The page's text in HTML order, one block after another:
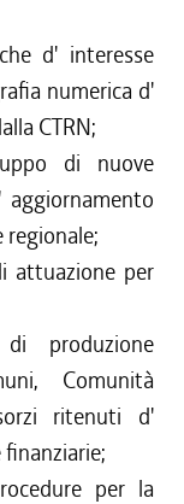
d' interesse
numerica d'
CTRN;
di nuove
attuazione per
produzione
Comunità
ritenuti d'
per la